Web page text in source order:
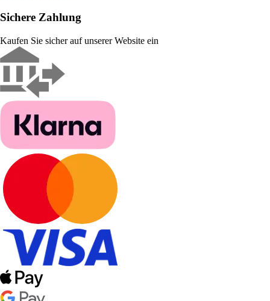
Sichere Zahlung
Kaufen Sie sicher auf unserer Website ein